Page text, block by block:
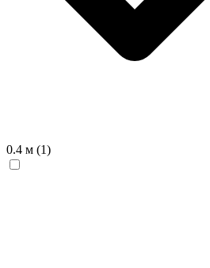
0.4 м (1)